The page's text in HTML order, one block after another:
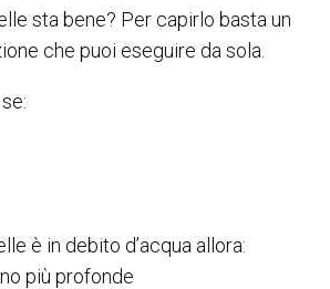
sta bene? Per capirlo basta un
che puoi eseguire da sola.
è in debito d’acqua allora:
più profonde